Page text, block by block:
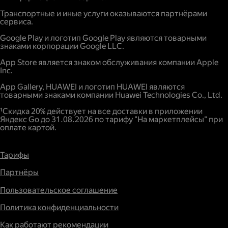
Повышенный спрос.
Транспортные и иные услуги оказываются партнёрами
сервиса.
Google Play и логотип Google Play являются товарными
знаками корпорации Google LLC.
App Store является знаком обслуживания компании Apple
Inc.
App Gallery, HUAWEI и логотип HUAWEI являются
товарными знаками компании Huawei Technologies Co., Ltd.
¹Скидка 20% действует на все доставки в приложении
Яндекс Go до 31.08.2026 по тарифу "На маркетплейсы" при
оплате картой.
Тарифы
Партнёры
Пользовательское соглашение
Политика конфиденциальности
Как работают рекомендации